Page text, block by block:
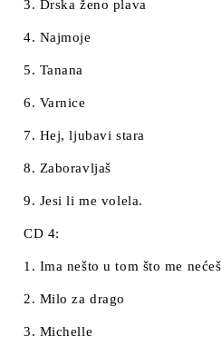
3. Drska ženo plava
4. Najmoje
5. Tanana
6. Varnice
7. Hej, ljubavi stara
8. Zaboravljaš
9. Jesi li me volela.
CD 4:
1. Ima nešto u tom što me nećeš
2. Milo za drago
3. Michelle